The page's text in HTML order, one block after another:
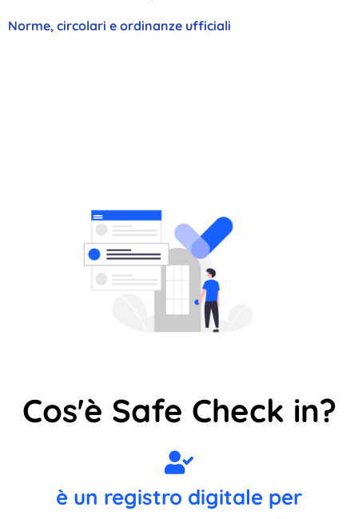
Norme, circolari e ordinanze ufficiali
Cos'è Safe Check in?
è un registro digitale per